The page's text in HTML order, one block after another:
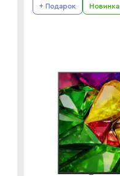
+ Подарок Новинка